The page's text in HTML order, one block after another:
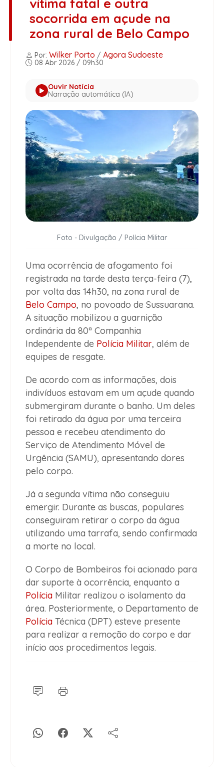
vítima fatal e outra
socorrida em açude na
zona rural de Belo Campo
Por: Wilker Porto / Agora Sudoeste
08 Abr 2026 / 09h30
Ouvir Notícia
Narração automática (IA)
Foto - Divulgação / Polícia Militar
Uma ocorrência de afogamento foi
registrada na tarde desta terça-feira (7),
por volta das 14h30, na zona rural de
Belo Campo, no povoado de Sussuarana.
A situação mobilizou a guarnição
ordinária da 80ª Companhia
Independente de Polícia Militar, além de
equipes de resgate.
De acordo com as informações, dois
indivíduos estavam em um açude quando
submergiram durante o banho. Um deles
foi retirado da água por uma terceira
pessoa e recebeu atendimento do
Serviço de Atendimento Móvel de
Urgência (SAMU), apresentando dores
pelo corpo.
Já a segunda vítima não conseguiu
emergir. Durante as buscas, populares
conseguiram retirar o corpo da água
utilizando uma tarrafa, sendo confirmada
a morte no local.
O Corpo de Bombeiros foi acionado para
dar suporte à ocorrência, enquanto a
Polícia Militar realizou o isolamento da
área. Posteriormente, o Departamento de
Polícia Técnica (DPT) esteve presente
para realizar a remoção do corpo e dar
início aos procedimentos legais.